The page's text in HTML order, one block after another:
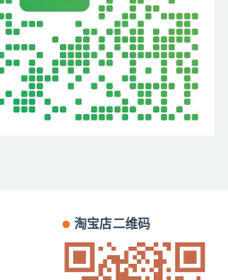
淘宝店二维码